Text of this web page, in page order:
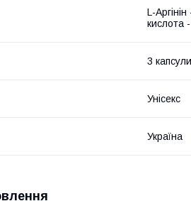
L-
кислота
3 капсули
Унісекс
Україна